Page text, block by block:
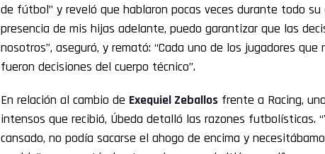
de fútbol” y reveló que hablaron pocas veces durante todo su
presencia de mis hijas adelante, puedo garantizar que las
nosotros”, aseguró, y remató: “Cada uno de los jugadores que
fueron decisiones del cuerpo técnico”.
En relación al cambio de Exequiel Zeballos frente a Racing,
intensos que recibió, Úbeda detalló las razones futbolísticas.
cansado, no podía sacarse el ahogo de encima y